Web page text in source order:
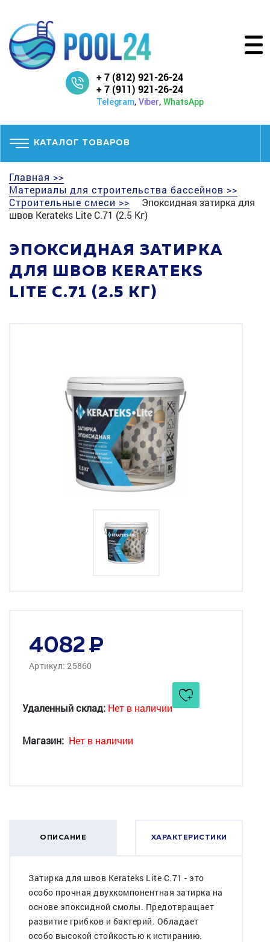
+ 7 (812) 921-26-24
+ 7 (911) 921-26-24
Telegram, Viber, WhatsApp
КАТАЛОГ ТОВАРОВ
Главная >>
Материалы для строительства бассейнов >>
Строительные смеси >>
Эпоксидная затирка для
швов Kerateks Lite С.71 (2.5 Кг)
ЭПОКСИДНАЯ ЗАТИРКА
ДЛЯ ШВОВ KERATEKS
LITE С.71 (2.5 КГ)
4082
Артикул: 25860
Удаленный склад: Нет в наличии
Магазин: Нет в наличии
ОПИСАНИЕ ХАРАКТЕРИСТИКИ
Затирка для швов Kerateks Lite С.71 - это
особо прочная двухкомпонентная затирка на
основе эпоксидной смолы. Предотвращает
развитие грибков и бактерий. Обладает
особо высокой стойкостью к истиранию.